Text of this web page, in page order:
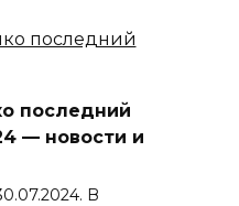
последний
— новости и
В